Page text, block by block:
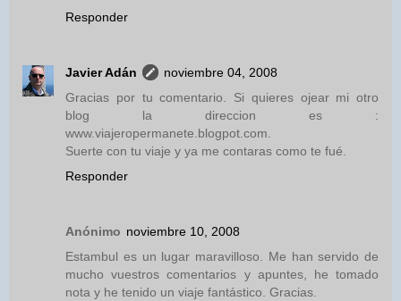
Responder
Javier Adán
noviembre 04, 2008
Gracias por tu comentario. Si quieres ojear mi otro
blog la direccion es :
www.viajeropermanete.blogpot.com.
Suerte con tu viaje y ya me contaras como te fué.
Responder
Anónimo noviembre 10, 2008
Estambul es un lugar maravilloso. Me han servido de
mucho vuestros comentarios y apuntes, he tomado
nota y he tenido un viaje fantástico. Gracias.